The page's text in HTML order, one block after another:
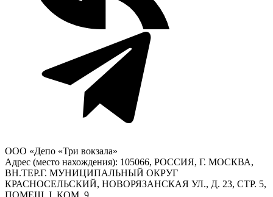
ООО «Депо «Три вокзала»
Адрес (место нахождения): 105066, РОССИЯ, Г. МОСКВА,
ВН.ТЕР.Г. МУНИЦИПАЛЬНЫЙ ОКРУГ
КРАСНОСЕЛЬСКИЙ, НОВОРЯЗАНСКАЯ УЛ., Д. 23, СТР. 5,
ПОМЕЩ. I, КОМ. 9